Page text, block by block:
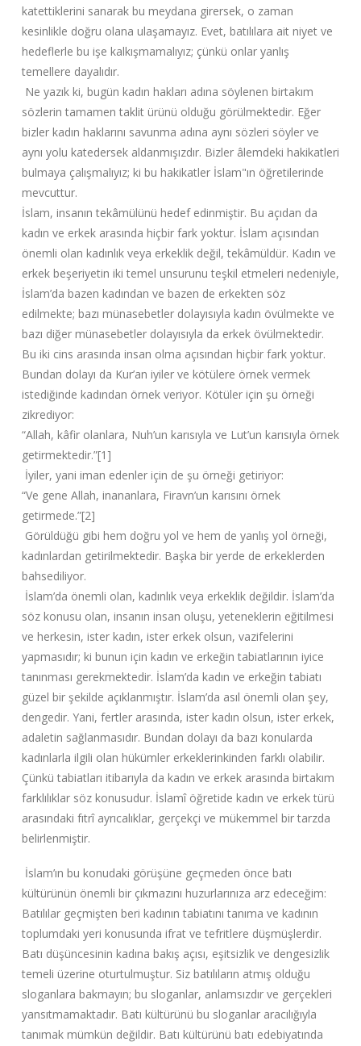
katettiklerini sanarak bu meydana girersek, o zaman
kesinlikle doğru olana ulaşamayız. Evet, batılılara ait niyet ve
hedeflerle bu işe kalkışmamalıyız; çünkü onlar yanlış
temellere dayalıdır.
Ne yazık ki, bugün kadın hakları adına söylenen birtakım
sözlerin tamamen taklit ürünü olduğu görülmektedir. Eğer
bizler kadın haklarını savunma adına aynı sözleri söyler ve
aynı yolu katedersek aldanmışızdır. Bizler âlemdeki hakikatleri
bulmaya çalışmalıyız; ki bu hakikatler İslam"ın öğretilerinde
mevcuttur.
İslam, insanın tekâmülünü hedef edinmiştir. Bu açıdan da
kadın ve erkek arasında hiçbir fark yoktur. İslam açısından
önemli olan kadınlık veya erkeklik değil, tekâmüldür. Kadın ve
erkek beşeriyetin iki temel unsurunu teşkil etmeleri nedeniyle,
İslam’da bazen kadından ve bazen de erkekten söz
edilmekte; bazı münasebetler dolayısıyla kadın övülmekte ve
bazı diğer münasebetler dolayısıyla da erkek övülmektedir.
Bu iki cins arasında insan olma açısından hiçbir fark yoktur.
Bundan dolayı da Kur’an iyiler ve kötülere örnek vermek
istediğinde kadından örnek veriyor. Kötüler için şu örneği
zikrediyor:
“Allah, kâfir olanlara, Nuh’un karısıyla ve Lut’un karısıyla örnek
getirmektedir.”[1]
İyiler, yani iman edenler için de şu örneği getiriyor:
“Ve gene Allah, inananlara, Firavn’un karısını örnek
getirmede.”[2]
Görüldüğü gibi hem doğru yol ve hem de yanlış yol örneği,
kadınlardan getirilmektedir. Başka bir yerde de erkeklerden
bahsediliyor.
İslam’da önemli olan, kadınlık veya erkeklik değildir. İslam’da
söz konusu olan, insanın insan oluşu, yeteneklerin eğitilmesi
ve herkesin, ister kadın, ister erkek olsun, vazifelerini
yapmasıdır; ki bunun için kadın ve erkeğin tabiatlarının iyice
tanınması gerekmektedir. İslam’da kadın ve erkeğin tabiatı
güzel bir şekilde açıklanmıştır. İslam’da asıl önemli olan şey,
dengedir. Yani, fertler arasında, ister kadın olsun, ister erkek,
adaletin sağlanmasıdır. Bundan dolayı da bazı konularda
kadınlarla ilgili olan hükümler erkeklerinkinden farklı olabilir.
Çünkü tabiatları itibarıyla da kadın ve erkek arasında birtakım
farklılıklar söz konusudur. İslamî öğretide kadın ve erkek türü
arasındaki fıtrî ayrıcalıklar, gerçekçi ve mükemmel bir tarzda
belirlenmiştir.
İslam’ın bu konudaki görüşüne geçmeden önce batı
kültürünün önemli bir çıkmazını huzurlarınıza arz edeceğim:
Batılılar geçmişten beri kadının tabiatını tanıma ve kadının
toplumdaki yeri konusunda ifrat ve tefritlere düşmüşlerdir.
Batı düşüncesinin kadına bakış açısı, eşitsizlik ve dengesizlik
temeli üzerine oturtulmuştur. Siz batılıların atmış olduğu
sloganlara bakmayın; bu sloganlar, anlamsızdır ve gerçekleri
yansıtmamaktadır. Batı kültürünü bu sloganlar aracılığıyla
tanımak mümkün değildir. Batı kültürünü batı edebiyatında